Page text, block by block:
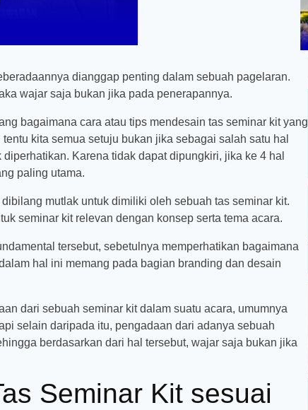
dianggap penting dalam sebuah pagelaran.
wajar saja bukan jika pada penerapannya.
bagaimana cara atau tips mendesain tas seminar kit yang
kita semua setuju bukan jika sebagai salah satu hal
Karena tidak dapat dipungkiri, jika ke 4 hal
paling utama.
mutlak untuk dimiliki oleh sebuah tas seminar kit.
seminar kit relevan dengan konsep serta tema acara.
tersebut, sebetulnya memperhatikan bagaimana
hal ini memang pada bagian branding dan desain
dari sebuah seminar kit dalam suatu acara, umumnya
selain daripada itu, pengadaan dari adanya sebuah
berdasarkan dari hal tersebut, wajar saja bukan jika
Seminar Kit sesuai